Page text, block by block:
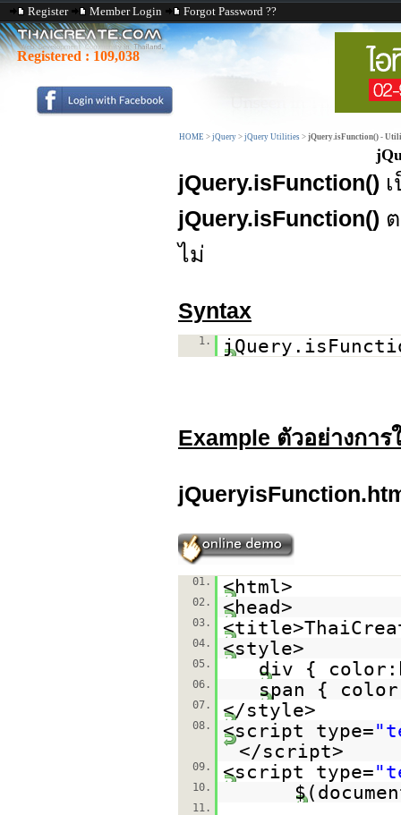
Register Member Login Forgot Password ??
Registered : 109,038
HOME > jQuery > jQuery Utilities > jQuery.isFunction() -
jQuery.isFunction()
jQuery.isFunction()
ไม่
Syntax
1.
Example ตัวอย่างกา
01. <html>
02. <head>
03.
04. <style>
05. div {
06. span {
07. </style>
08. <script type=
</script>
09. <script type=
10.
11.